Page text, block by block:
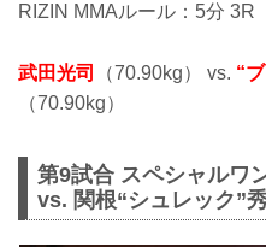
RIZIN MMAルール：5分 3R
武田光司 （70.90kg） vs. “
（70.90kg）
第9試合 スペシャルワ
vs. 関根“シュレック”